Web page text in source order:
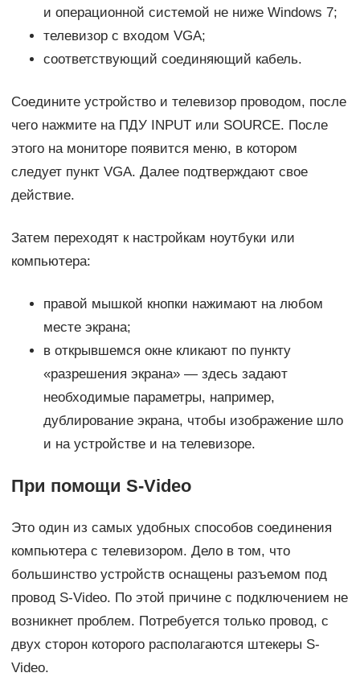
и операционной системой не ниже Windows 7;
телевизор с входом VGA;
соответствующий соединяющий кабель.
Соедините устройство и телевизор проводом, после
чего нажмите на ПДУ INPUT или SOURCE. После
этого на мониторе появится меню, в котором
следует пункт VGA. Далее подтверждают свое
действие.
Затем переходят к настройкам ноутбуки или
компьютера:
правой мышкой кнопки нажимают на любом
месте экрана;
в открывшемся окне кликают по пункту
«разрешения экрана» — здесь задают
необходимые параметры, например,
дублирование экрана, чтобы изображение шло
и на устройстве и на телевизоре.
При помощи S-Video
Это один из самых удобных способов соединения
компьютера с телевизором. Дело в том, что
большинство устройств оснащены разъемом под
провод S-Video. По этой причине с подключением не
возникнет проблем. Потребуется только провод, с
двух сторон которого располагаются штекеры S-
Video.